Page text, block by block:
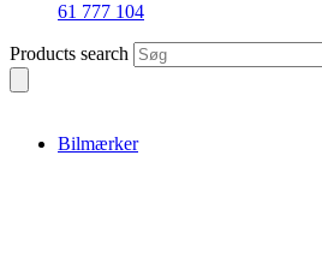
61 777 104
Products search
Bilmærker